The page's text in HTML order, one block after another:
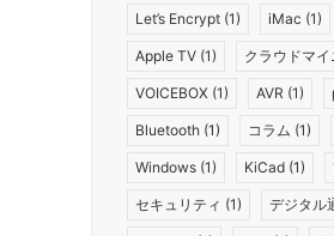
Let’s Encrypt (1) iMac (1)
Apple TV (1) クラウドマ
VOICEBOX (1) AVR (1)
Bluetooth (1) コラム (1)
Windows (1) KiCad (1)
セキュリティ (1) デジタル